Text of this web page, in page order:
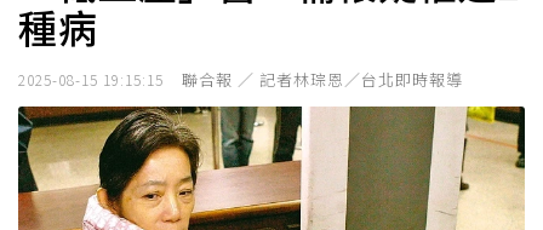
種病
2025-08-15 19:15:15 聯合報 ／ 記者林琮恩／台北即時報導